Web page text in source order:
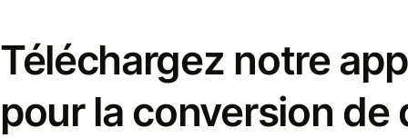
Téléchargez notre
pour la conversion de